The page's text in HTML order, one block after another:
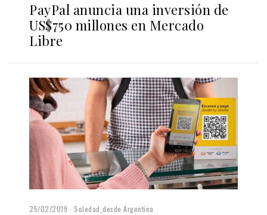
PayPal anuncia una inversión de
US$750 millones en Mercado
Libre
25/02/2019 Soledad_desde Argentina